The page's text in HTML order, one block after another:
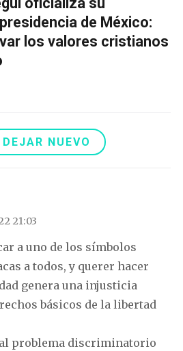
de México:
los valores cristianos
DEJAR NUEVO
21:03
a uno de los símbolos
a todos, y querer hacer
genera una injusticia
básicos de la libertad
problema discriminatorio